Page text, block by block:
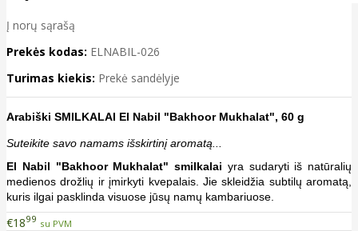
Į norų sąrašą
Prekės kodas: ELNABIL-026
Turimas kiekis: Prekė sandėlyje
Arabiški SMILKALAI El Nabil "Bakhoor Mukhalat", 60 g
Suteikite savo namams išskirtinį aromatą...
El Nabil "Bakhoor Mukhalat" smilkalai yra sudaryti iš natūralių
medienos drožlių ir įmirkyti kvepalais. Jie skleidžia subtilų aromatą,
kuris ilgai pasklinda visuose jūsų namų kambariuose.
€1899 su PVM